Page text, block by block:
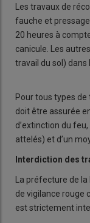
Les travaux de
fauche et
20 heures à
canicule. Les
travail du sol)
Pour tous types
doit être assurée
d’extinction du
attelés) et d’un
Interdiction des
La préfecture de
de vigilance rouge
est strictement